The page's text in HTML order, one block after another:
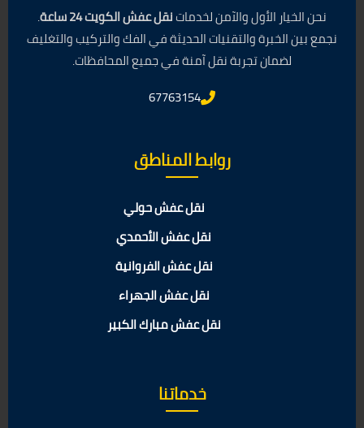
نحن الخيار الأول والآمن لخدماتنقل عفش الكويت 24 ساعة
.
نجمع بين الخبرة والتقنيات الحديثة في الفك والتركيب والتغليف
لضمان تجربة نقل آمنة في جميع المحافظات.
67763154
روابط المناطق
نقل عفش حولي
نقل عفش الأحمدي
نقل عفش الفروانية
نقل عفش الجهراء
نقل عفش مبارك الكبير
خدماتنا